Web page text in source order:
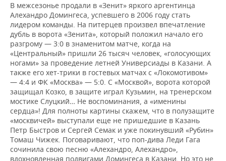
В межсезонье продали в «Зенит» яркого аргентинца
Алехандро Домингеса, успевшего в 2006 году стать
лидером команды. На питерцев произвел впечатление
дубль в ворота «Зенита», который положил начало его
разгрому — 3:0 в знаменитом матче, когда на
«Центральный» пришли 26 тысяч человек, «голосующих
ногами» за проведение летней Универсиады в Казани. А
также его хет-трики в гостевых матчах с «Локомотивом»
— 4:4 и ФК «Москва» — 5:0. С «Москвой», ворота которой
защищал Козко, в защите играл Кузьмин, на тренерском
мостике Слуцкий… Не воспоминания, а «именины
сердца»! Для полноты картины скажем, что в полузащите
«москвичей» выступали еще не пришедшие в Казань
Петр Быстров и Сергей Семак и уже покинувший «Рубин»
Томаш Чижек. Поговаривают, что поп-дива Леди Гага
сочинила свою песню «Алехандро, Алехандро»,
вдохновленная подвигами Домингеса в Казани. Но это не